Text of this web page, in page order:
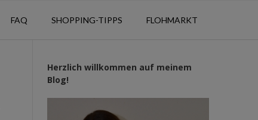
FAQ SHOPPING-TIPPS FLOHMARKT
Herzlich willkommen auf meinem
Blog!